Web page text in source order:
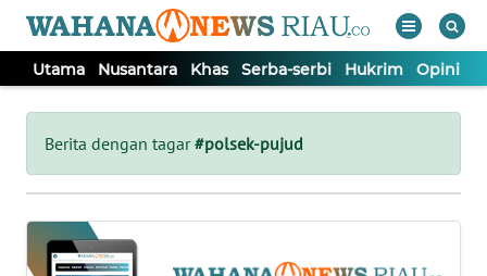
Utama Nusantara Khas Serba-serbi Hukrim Opini
Berita dengan tagar#polsek-pujud
Tutup
UTAMA
NUSANTARA